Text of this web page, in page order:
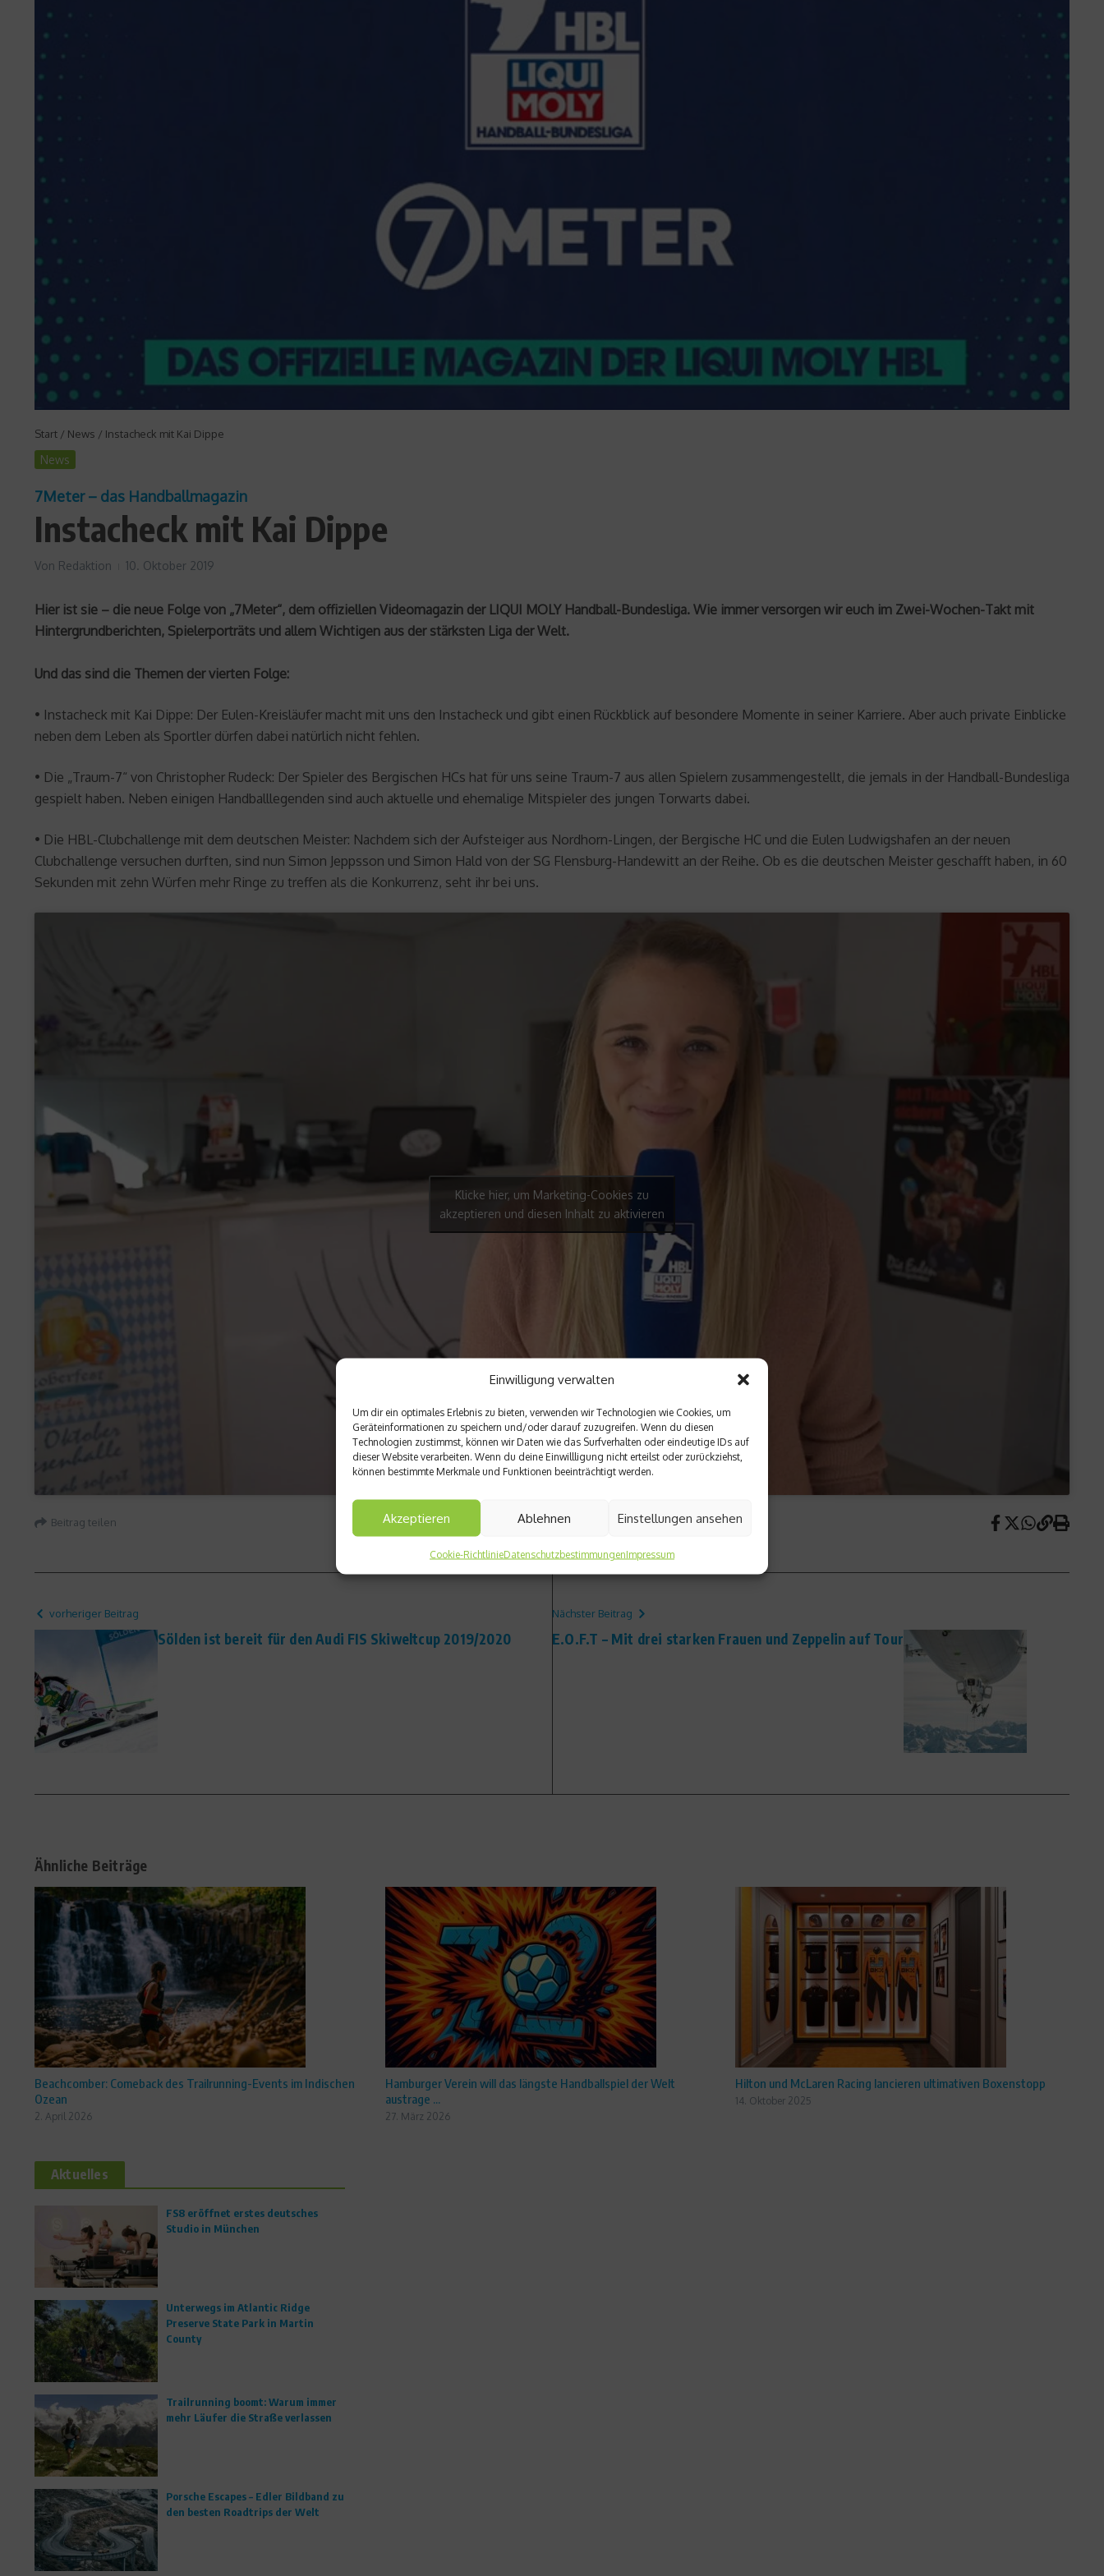
Einwilligung verwalten
Um dir ein optimales Erlebnis zu bieten, verwenden wir Technologien wie Cookies, um
Geräteinformationen zu speichern und/oder darauf zuzugreifen. Wenn du diesen
Technologien zustimmst, können wir Daten wie das Surfverhalten oder eindeutige IDs auf
dieser Website verarbeiten. Wenn du deine Einwillligung nicht erteilst oder zurückziehst,
können bestimmte Merkmale und Funktionen beeinträchtigt werden.
Akzeptieren Ablehnen Einstellungen ansehen
Cookie-RichtlinieDatenschutzbestimmungenImpressum
Start / News / Instacheck mit Kai Dippe
News
7Meter – das Handballmagazin
Instacheck mit Kai Dippe
Von Redaktion 10. Oktober 2019
Hier ist sie – die neue Folge von „7Meter“, dem offiziellen Videomagazin der LIQUI MOLY Handball-Bundesliga. Wie immer versorgen wir euch im Zwei-Wochen-Takt mit
Hintergrundberichten, Spielerporträts und allem Wichtigen aus der stärksten Liga der Welt.
Und das sind die Themen der vierten Folge:
• Instacheck mit Kai Dippe: Der Eulen-Kreisläufer macht mit uns den Instacheck und gibt einen Rückblick auf besondere Momente in seiner Karriere. Aber auch private Einblicke
neben dem Leben als Sportler dürfen dabei natürlich nicht fehlen.
• Die „Traum-7“ von Christopher Rudeck: Der Spieler des Bergischen HCs hat für uns seine Traum-7 aus allen Spielern zusammengestellt, die jemals in der Handball-Bundesliga
gespielt haben. Neben einigen Handballlegenden sind auch aktuelle und ehemalige Mitspieler des jungen Torwarts dabei.
• Die HBL-Clubchallenge mit dem deutschen Meister: Nachdem sich der Aufsteiger aus Nordhorn-Lingen, der Bergische HC und die Eulen Ludwigshafen an der neuen
Clubchallenge versuchen durften, sind nun Simon Jeppsson und Simon Hald von der SG Flensburg-Handewitt an der Reihe. Ob es die deutschen Meister geschafft haben, in 60
Sekunden mit zehn Würfen mehr Ringe zu treffen als die Konkurrenz, seht ihr bei uns.
Klicke hier, um Marketing-Cookies zu
akzeptieren und diesen Inhalt zu aktivieren
Beitrag teilen
vorheriger Beitrag
Sölden ist bereit für den Audi FIS Skiweltcup 2019/2020
Nächster Beitrag
E.O.F.T – Mit drei starken Frauen und Zeppelin auf Tour
Ähnliche Beiträge
Beachcomber: Comeback des Trailrunning-Events im Indischen
Ozean
2. April 2026
Hamburger Verein will das längste Handballspiel der Welt
austrage ...
27. März 2026
Hilton und McLaren Racing lancieren ultimativen Boxenstopp
14. Oktober 2025
Aktuelles
FS8 eröffnet erstes deutsches
Studio in München
Unterwegs im Atlantic Ridge
Preserve State Park in Martin
County
Trailrunning boomt: Warum immer
mehr Läufer die Straße verlassen
Porsche Escapes – Edler Bildband zu
den besten Roadtrips der Welt